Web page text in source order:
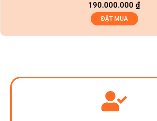
190.000.000 ₫
ĐẶT MUA